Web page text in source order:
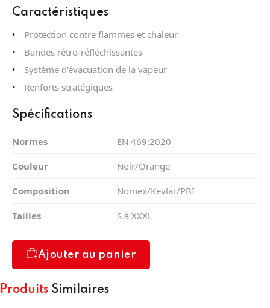
Caractéristiques
Protection contre flammes et chaleur
Bandes rétro-réfléchissantes
Système d'évacuation de la vapeur
Renforts stratégiques
Spécifications
Normes EN 469:2020
Couleur Noir/Orange
Composition Nomex/Kevlar/PBI
Tailles S à XXXL
Ajouter au panier
Produits Similaires